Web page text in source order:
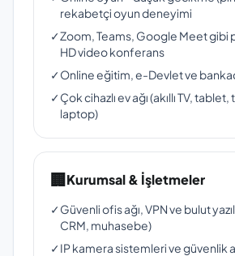
rekabetçi oyun deneyimi
✓Zoom, Teams, Google Meet gibi
HD video konferans
✓Online eğitim, e-Devlet ve
✓Çok cihazlı ev ağı (akıllı TV,
laptop)
🏢Kurumsal & İşletmeler
✓Güvenli ofis ağı, VPN ve bulut
CRM, muhasebe)
✓IP kamera sistemleri ve güvenlik